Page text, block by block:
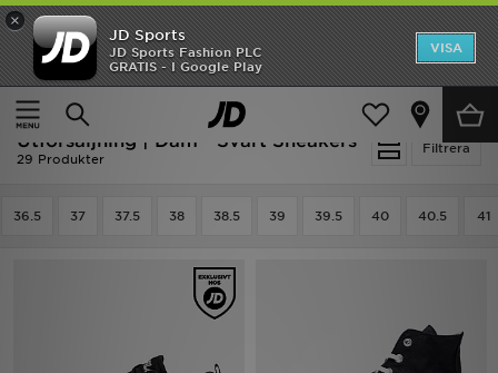
×
JD Sports
JD Sports Fashion PLC
GRATIS - I Google Play
VISA
Ny termin, ny stil Essentials för skolstarten
Hem
Dam Damskor Sneakers
Filtrera
Utförsäljning | Dam - Svart Sneakers
29 Produkter
36.5 37 37.5 38 38.5 39 39.5 40 40.5 41
Hem
Rea
Nyheter